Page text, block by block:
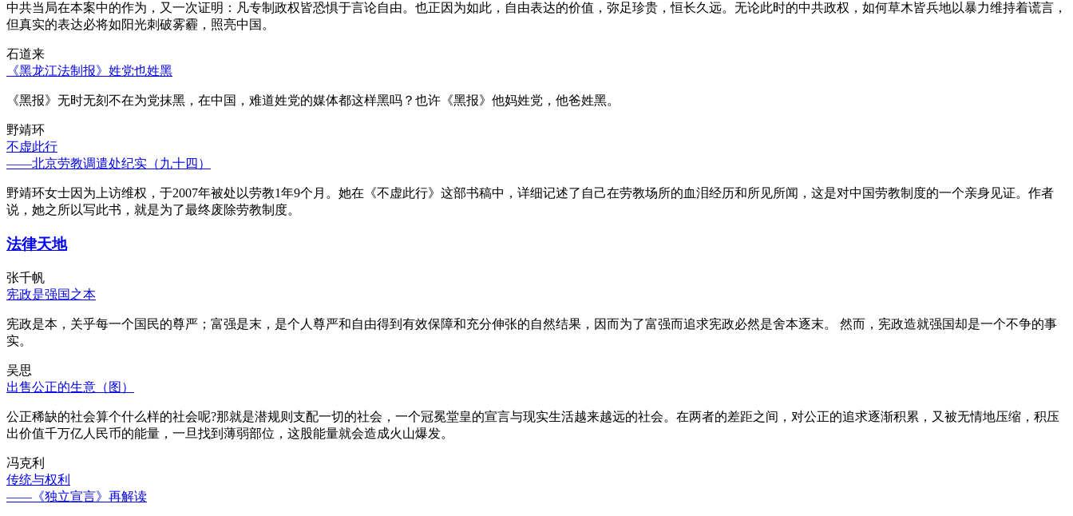
中共当局在本案中的作为，又一次证明：凡专制政权皆恐惧于言论自由。也正因为如此，自由表达的价值，弥足珍贵，恒长久远。无论此时的中共政权，如何草木皆兵地以暴力维持着谎言，
但真实的表达必将如阳光刺破雾霾，照亮中国。
石道来
《黑龙江法制报》姓党也姓黑
《黑报》无时无刻不在为党抹黑，在中国，难道姓党的媒体都这样黑吗？也许《黑报》他妈姓党，他爸姓黑。
野靖环
不虚此行
——北京劳教调遣处纪实（九十四）
野靖环女士因为上访维权，于2007年被处以劳教1年9个月。她在《不虚此行》这部书稿中，详细记述了自己在劳教场所的血泪经历和所见所闻，这是对中国劳教制度的一个亲身见证。作者
说，她之所以写此书，就是为了最终废除劳教制度。
法律天地
张千帆
宪政是强国之本
宪政是本，关乎每一个国民的尊严；富强是末，是个人尊严和自由得到有效保障和充分伸张的自然结果，因而为了富强而追求宪政必然是舍本逐末。 然而，宪政造就强国却是一个不争的事
实。
吴思
出售公正的生意（图）
公正稀缺的社会算个什么样的社会呢?那就是潜规则支配一切的社会，一个冠冕堂皇的宣言与现实生活越来越远的社会。在两者的差距之间，对公正的追求逐渐积累，又被无情地压缩，积压
出价值千万亿人民币的能量，一旦找到薄弱部位，这股能量就会造成火山爆发。
冯克利
传统与权利
——《独立宣言》再解读